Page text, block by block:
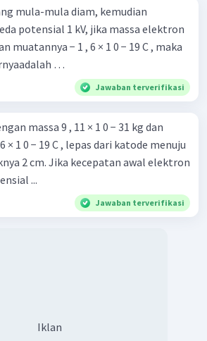
mula-mula diam, kemudian
potensial 1 kV, jika massa elektron
muatannya − 1 , 6 × 1 0 − 19 C , maka
…
Jawaban terverifikasi
massa 9 , 11 × 1 0 − 31 kg dan
× 1 0 − 19 C , lepas dari katode menuju
2 cm. Jika kecepatan awal elektron
...
Jawaban terverifikasi
Iklan